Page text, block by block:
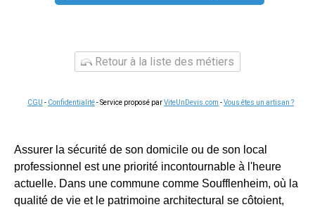
Retour à la liste des métiers
CGU - Confidentialité- Service proposé parViteUnDevis.com -Vous êtes un artisan ?
Assurer la sécurité de son domicile ou de son local
professionnel est une priorité incontournable à l'heure
actuelle. Dans une commune comme Soufflenheim, où la
qualité de vie et le patrimoine architectural se côtoient,